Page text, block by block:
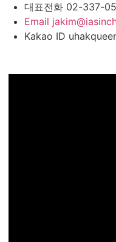
대표전화 02-337-
Email
Kakao ID